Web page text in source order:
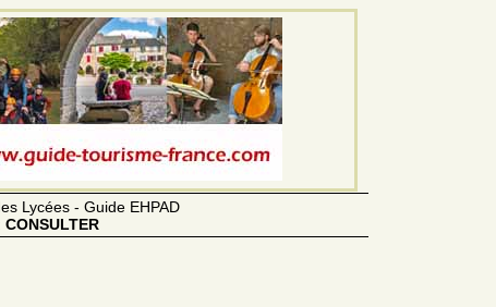
Lycées - Guide EHPAD
CONSULTER